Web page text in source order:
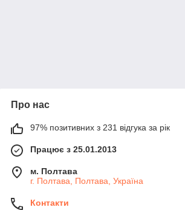
Про нас
97% позитивних з 231 відгука за рік
Працює з 25.01.2013
м. Полтава
г. Полтава, Полтава, Україна
Контакти